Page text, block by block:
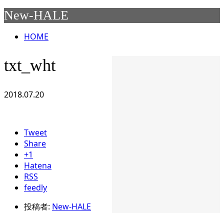
New-HALE
HOME
txt_wht
2018.07.20
Tweet
Share
+1
Hatena
RSS
feedly
投稿者: New-HALE